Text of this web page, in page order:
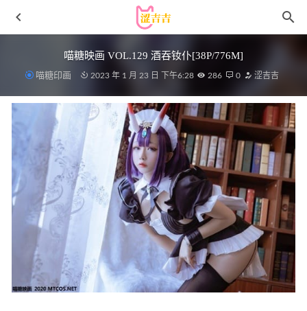
喵糖映画 VOL.129 酒吞钕仆[38P/776M]
喵糖印画 2023 年 1 月 23 日 下午6:28 286 0 涩吉吉
Hana_Bunny – Silent Hill Nurse [11P-198MB]
2026-01-02
[Ugirls尤果网]爱尤物 2022.06.15 No.2347 尤果合辑[35P]
2023-01-16
ZinieQ – Battle Marnie Pokémon Sword Shield[35P／351MB]
2026-04-14
阿半今天很开心 – NO.024 间谍过家家 约尔 [53P-739MB]